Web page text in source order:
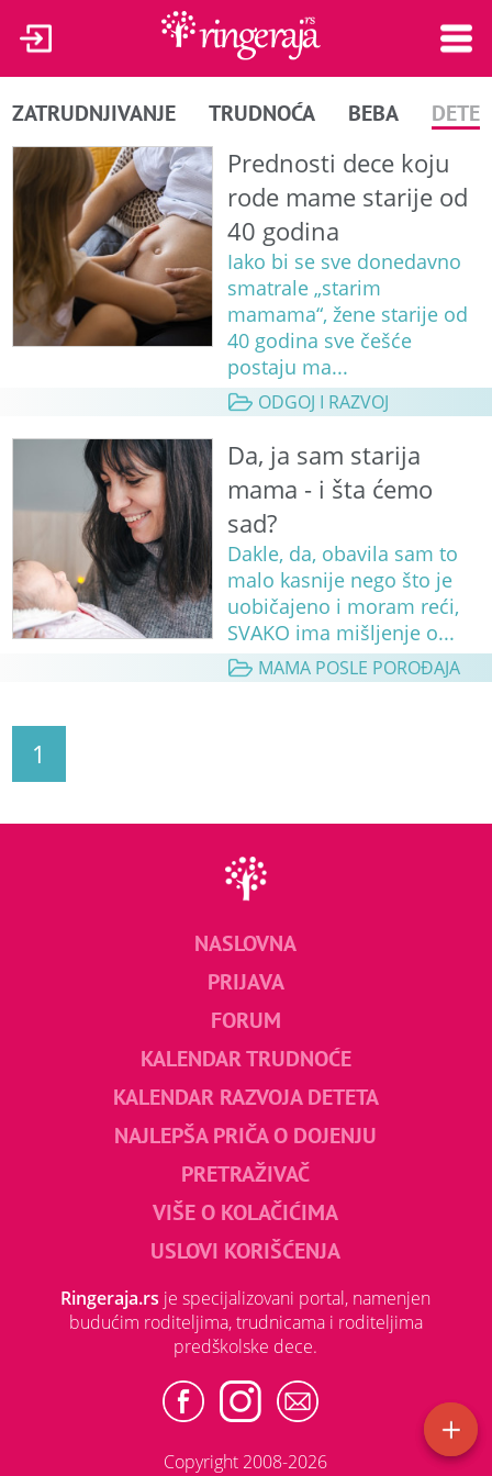
ZATRUDNJIVANJE TRUDNOĆA BEBA DETE
Prednosti dece koju
rode mame starije od
40 godina
Iako bi se sve donedavno
smatrale „starim
mamama“, žene starije od
40 godina sve češće
postaju ma...
ODGOJ I RAZVOJ
Da, ja sam starija
mama - i šta ćemo
sad?
Dakle, da, obavila sam to
malo kasnije nego što je
uobičajeno i moram reći,
SVAKO ima mišljenje o...
MAMA POSLE POROĐAJA
1
NASLOVNA
PRIJAVA
FORUM
KALENDAR TRUDNOĆE
KALENDAR RAZVOJA DETETA
NAJLEPŠA PRIČA O DOJENJU
PRETRAŽIVAČ
VIŠE O KOLAČIĆIMA
USLOVI KORIŠĆENJA
Ringeraja.rs je specijalizovani portal, namenjen
budućim roditeljima, trudnicama i roditeljima
predškolske dece.
Copyright 2008-2026